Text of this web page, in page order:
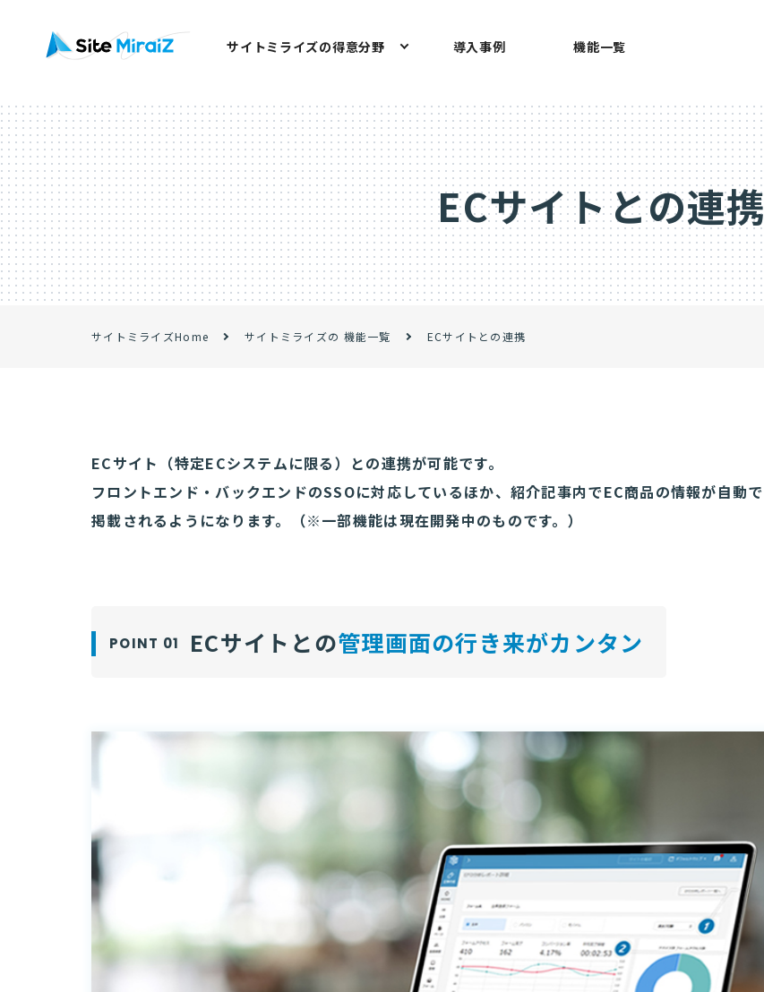
サイトミライズの得意分野 導入事例 機能一覧
ECサイトとの連携
サイトミライズHome サイトミライズの 機能一覧 ECサイトとの連携
ECサイト（特定ECシステムに限る）との連携が可能です。
フロントエンド・バックエンドのSSOに対応しているほか、紹介記事内でEC商品の情報が自動で
掲載されるようになります。（※一部機能は現在開発中のものです。）
ECサイトとの管理画面の行き来がカンタン